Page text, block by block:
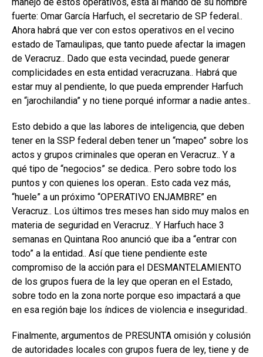
fuerte: Omar García Harfuch, el secretario de SP federal..
Ahora habrá que ver con estos operativos en el vecino
estado de Tamaulipas, que tanto puede afectar la imagen
de Veracruz.. Dado que esta vecindad, puede generar
complicidades en esta entidad veracruzana.. Habrá que
estar muy al pendiente, lo que pueda emprender Harfuch
en “jarochilandia” y no tiene porqué informar a nadie antes..
Esto debido a que las labores de inteligencia, que deben
tener en la SSP federal deben tener un “mapeo” sobre los
actos y grupos criminales que operan en Veracruz.. Y a
qué tipo de “negocios” se dedica.. Pero sobre todo los
puntos y con quienes los operan.. Esto cada vez más,
“huele” a un próximo “OPERATIVO ENJAMBRE” en
Veracruz.. Los últimos tres meses han sido muy malos en
materia de seguridad en Veracruz.. Y Harfuch hace 3
semanas en Quintana Roo anunció que iba a “entrar con
todo” a la entidad.. Así que tiene pendiente este
compromiso de la acción para el DESMANTELAMIENTO
de los grupos fuera de la ley que operan en el Estado,
sobre todo en la zona norte porque eso impactará a que
en esa región baje los índices de violencia e inseguridad..
Finalmente, argumentos de PRESUNTA omisión y colusión
de autoridades locales con grupos fuera de ley, tiene y de